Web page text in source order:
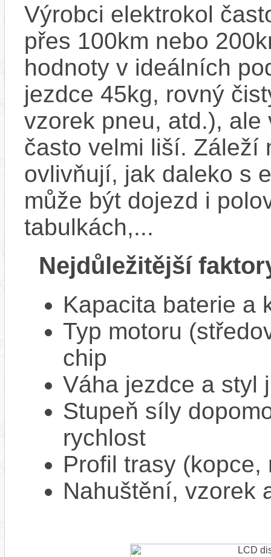
Výrobci elektrokol
přes 100km nebo
hodnoty v ideálních
jezdce 45kg, rovný
vzorek pneu, atd.),
často velmi liší. Záleží
ovlivňují, jak daleko s
může být dojezd i
tabulkách,...
Nejdůležitější
Kapacita baterie a
Typ motoru
chip
Váha jezdce a styl
Stupeň síly
rychlost
Profil trasy
Nahuštění, vzorek